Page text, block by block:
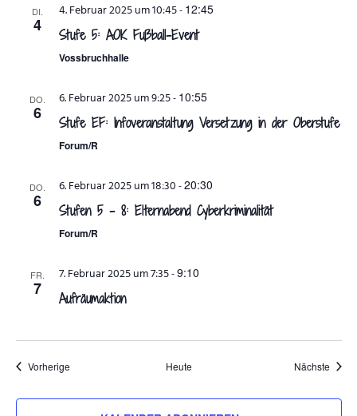
DI.
4
4. Februar 2025 um 10:45- 12:45
Stufe 5: AOK Fußball-Event
Vossbruchhalle
DO.
6
6. Februar 2025 um 9:25- 10:55
Stufe EF: Infoveranstaltung Versetzung in der Oberstufe
Forum/R
DO.
6
6. Februar 2025 um 18:30 -20:30
Stufen 5 – 8: Elternabend Cyberkriminalität
Forum/R
FR.
7
7. Februar 2025 um 7:35-9:10
Aufräumaktion
VorherigeVeranstaltungen Heute Nächste